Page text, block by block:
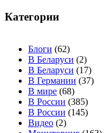
Категории
Блоги (62)
В Беларуси (2)
В Беларуси (17)
В Германии (37)
В мире (68)
В России (385)
В России (145)
Видео (2)